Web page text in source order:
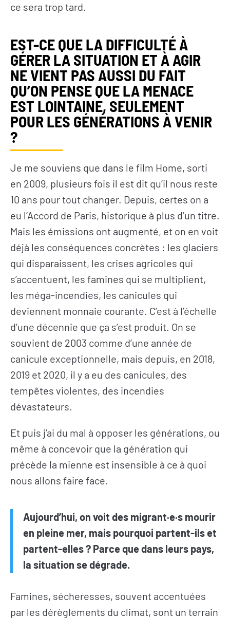
RECRUTEMENT
NEWSLETTER
ce sera trop tard.
EST-CE QUE LA DIFFICULTÉ À
GÉRER LA SITUATION ET À AGIR
NE VIENT PAS AUSSI DU FAIT
QU’ON PENSE QUE LA MENACE
EST LOINTAINE, SEULEMENT
POUR LES GÉNÉRATIONS À VENIR
?
Je me souviens que dans le film Home, sorti
en 2009, plusieurs fois il est dit qu’il nous reste
10 ans pour tout changer. Depuis, certes on a
eu l’Accord de Paris, historique à plus d’un titre.
Mais les émissions ont augmenté, et on en voit
déjà les conséquences concrètes : les glaciers
qui disparaissent, les crises agricoles qui
s’accentuent, les famines qui se multiplient,
les méga-incendies, les canicules qui
deviennent monnaie courante. C’est à l’échelle
d’une décennie que ça s’est produit. On se
souvient de 2003 comme d’une année de
canicule exceptionnelle, mais depuis, en 2018,
2019 et 2020, il y a eu des canicules, des
tempêtes violentes, des incendies
dévastateurs.
Et puis j’ai du mal à opposer les générations, ou
même à concevoir que la génération qui
précède la mienne est insensible à ce à quoi
nous allons faire face.
Aujourd’hui, on voit des migrant·e·s mourir
en pleine mer, mais pourquoi partent-ils et
partent-elles ? Parce que dans leurs pays,
la situation se dégrade.
Famines, sécheresses, souvent accentuées
par les dérèglements du climat, sont un terrain